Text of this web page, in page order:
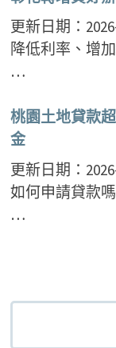
更新日期：
降低利率、增
…
桃園土地貸款
金
更新日期：
如何申請貸款
…